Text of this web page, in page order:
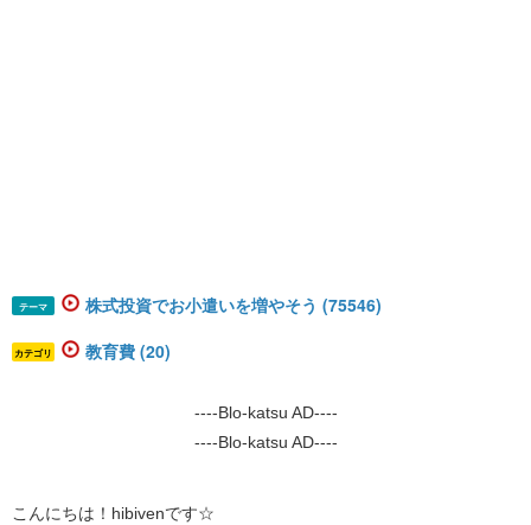
テーマ 株式投資でお小遣いを増やそう (75546)
カテゴリ 教育費 (20)
----Blo-katsu AD----
----Blo-katsu AD----
こんにちは！hibivenです☆